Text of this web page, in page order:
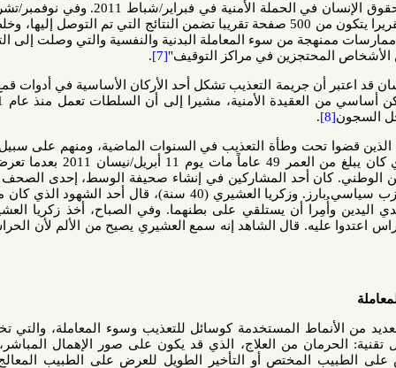
في المزاعم المتعلقة بانتهاكات حقوق الإنسان في الحملة الأمنية في فبراير/شباط 2011. وفي نوفمبر/تشرين الثاني
2011، أصدرت اللجنة البحرينية تقريرا يتكون من 500 صفحة تقريبا تضمن النتائج التي تم التوصل إليها، وخلص إلى أن
من سوء المعاملة البدنية والنفسية والتي وصلت إلى التعذيب في
[7]
.
أن جريمة التعذيب تشكل أحد الأركان الأساسية في أدوات قمع الحريات
والانتهاكات في البحرين، وهي ركن أساسي من العقيدة الأمنية، مشيرا إلى أن السلطات تعمل منذ عام 2011 على
تحت وطأة التعذيب في السنوات الماضية، ومنهم على سبيل المثال لا
الحصر: عبد الكريم فخراوي الذي كان يبلغ من العمر 49 عاماً مات يوم 11 أبريل/نيسان 2011 بعدما تعرض للضرب
كان أحد المشاركين في إنشاء صحيفة الوسط، إحدى الصحف المستقلة
القليلة في البحرين وعضو في حزب سياسي بارز. وزكريا العشيري (40 سنة)، قال أحد الشهود الذي كان معتقلا معه
وأُمِرا أن يستلقي على بطنهما. وفي الصباح، أخذ زكريا العشيري يهذي
عليه. قال الشاهد إنه سمع العشيري يصيح من الألم لأن الحراس ضربوه
المستخدمة كوسائل للتعذيب وسوء المعاملة، والتي تخضع أحيانا
من العلاج، الذي قد يكون على صور الإهمال المباشر، أو العبث
المختص أو التأخير الطويل للعرض على الطبيب المعالج أو فرض